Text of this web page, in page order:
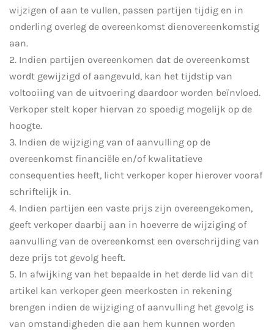
wijzigen of aan te vullen, passen partijen tijdig en in
onderling overleg de overeenkomst dienovereenkomstig
aan.
2. Indien partijen overeenkomen dat de overeenkomst
wordt gewijzigd of aangevuld, kan het tijdstip van
voltooiing van de uitvoering daardoor worden beïnvloed.
Verkoper stelt koper hiervan zo spoedig mogelijk op de
hoogte.
3. Indien de wijziging van of aanvulling op de
overeenkomst financiële en/of kwalitatieve
consequenties heeft, licht verkoper koper hierover vooraf
schriftelijk in.
4. Indien partijen een vaste prijs zijn overeengekomen,
geeft verkoper daarbij aan in hoeverre de wijziging of
aanvulling van de overeenkomst een overschrijding van
deze prijs tot gevolg heeft.
5. In afwijking van het bepaalde in het derde lid van dit
artikel kan verkoper geen meerkosten in rekening
brengen indien de wijziging of aanvulling het gevolg is
van omstandigheden die aan hem kunnen worden